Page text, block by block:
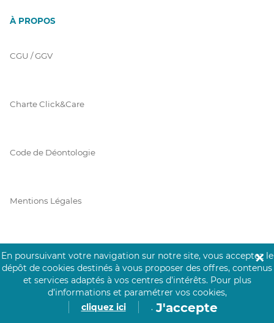
À PROPOS
CGU / GGV
Charte Click&Care
Code de Déontologie
Mentions Légales
Protection des Données
En poursuivant votre navigation sur notre site, vous acceptez le
dépôt de cookies destinés à vous proposer des offres, contenus
et services adaptés à vos centres d’intérêts. Pour plus
d’informations et paramétrer vos cookies,
cliquez ici
. J'accepte
✕